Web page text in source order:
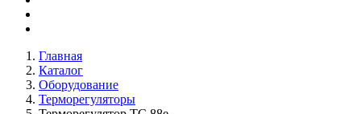
Главная
Каталог
Оборудование
Терморегуляторы